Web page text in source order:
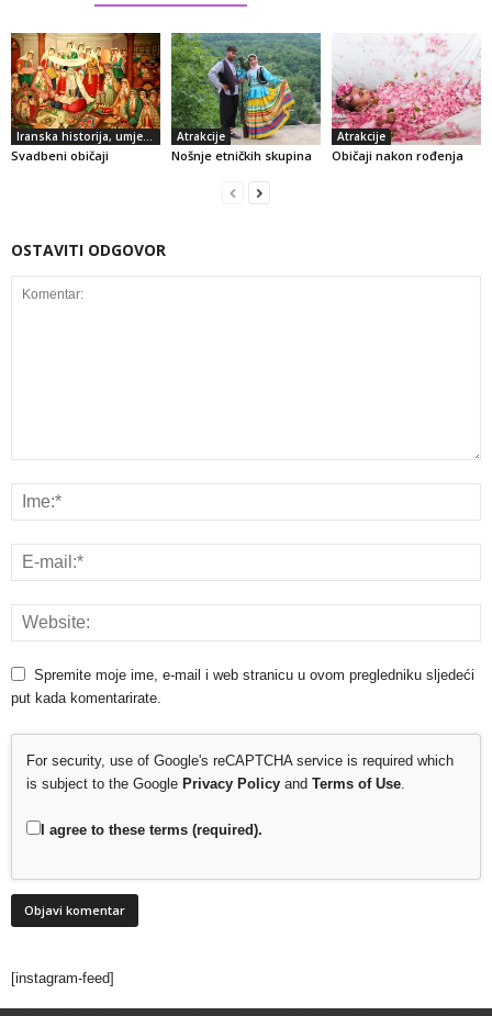
Svadbeni običaji
Atrakcije
Nošnje etničkih skupina
Atrakcije
Običaji nakon rođenja
OSTAVITI ODGOVOR
Spremite moje ime, e-mail i web stranicu u ovom pregledniku sljedeći
put kada komentarirate.
For security, use of Google's reCAPTCHA service is required which
is subject to the Google Privacy Policy and Terms of Use
I agree to these terms (required).
[instagram-feed]